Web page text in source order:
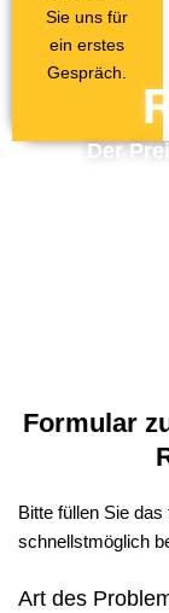
Sie uns für
ein erstes
Gespräch.
Der
Formular
Bitte füllen Sie
schnellstmöglich
Art des